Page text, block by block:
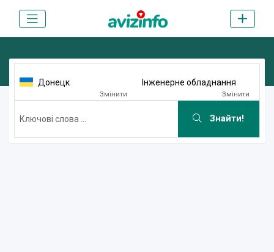
Донецк
Змінити
Інженерне обладнання
Змінити
Знайти!